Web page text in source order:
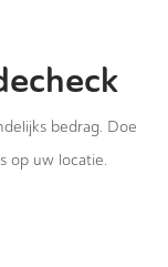
bedrag. Doe
op uw locatie.